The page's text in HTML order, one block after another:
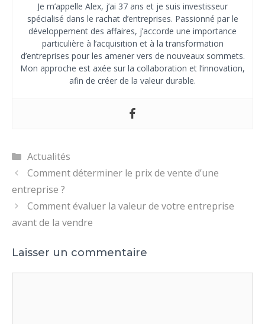
Je m’appelle Alex, j’ai 37 ans et je suis investisseur
spécialisé dans le rachat d’entreprises. Passionné par le
développement des affaires, j’accorde une importance
particulière à l’acquisition et à la transformation
d’entreprises pour les amener vers de nouveaux sommets.
Mon approche est axée sur la collaboration et l’innovation,
afin de créer de la valeur durable.
Catégories
Actualités
Comment déterminer le prix de vente d’une
entreprise ?
Comment évaluer la valeur de votre entreprise
avant de la vendre
Laisser un commentaire